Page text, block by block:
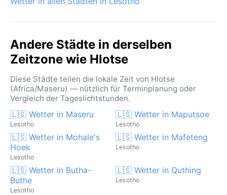
Andere Städte in derselben
Zeitzone wie Hlotse
Diese Städte teilen die lokale Zeit von Hlotse
(Africa/Maseru) — nützlich für Terminplanung oder
Vergleich der Tageslichtstunden.
🇱🇸 Wetter in Maseru
Lesotho
🇱🇸 Wetter in Maputsoe
Lesotho
🇱🇸 Wetter in Mohale's
Hoek
Lesotho
🇱🇸 Wetter in Mafeteng
Lesotho
🇱🇸 Wetter in Butha-
Buthe
Lesotho
🇱🇸 Wetter in Quthing
Lesotho